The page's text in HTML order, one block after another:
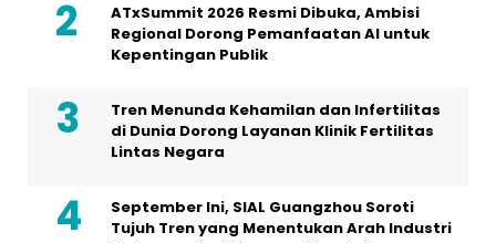
ATxSummit 2026 Resmi Dibuka, Ambisi
Regional Dorong Pemanfaatan AI untuk
Kepentingan Publik
Tren Menunda Kehamilan dan Infertilitas
di Dunia Dorong Layanan Klinik Fertilitas
Lintas Negara
September Ini, SIAL Guangzhou Soroti
Tujuh Tren yang Menentukan Arah Industri